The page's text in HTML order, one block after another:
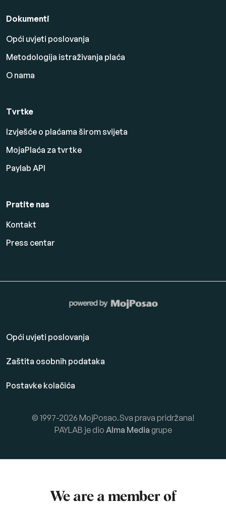
Dokumenti
Opći uvjeti poslovanja
Metodologija istraživanja plaća
O nama
Tvrtke
Izvješće o plaćama širom svijeta
MojaPlaća za tvrtke
Paylab API
Pratite nas
Kontakt
Press centar
Opći uvjeti poslovanja
Zaštita osobnih podataka
Postavke kolačića
© 1997-2026 MojPosao.Sva prava pridržana!
PAYLAB je dio Alma Media grupe
We are a member of